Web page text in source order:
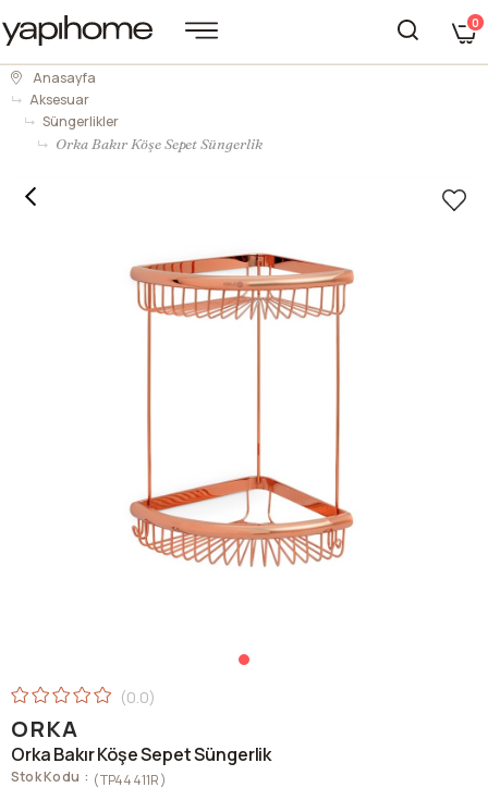
0
Anasayfa
Aksesuar
Süngerlikler
Orka Bakır Köşe Sepet Süngerlik
0.0
ORKA
Orka Bakır Köşe Sepet Süngerlik
Stok Kodu (TP44411R)